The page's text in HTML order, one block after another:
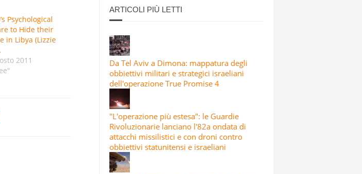
RIVOLUZIONARIE LANCIANO L’82A ONDATA DI ATTACCHI MISSILISTICI E
E ISRAELIANI
Psychological
to Hide their
in Libya (Lizzie
2011
ARTICOLI PIÙ LETTI
Da Tel Aviv a Dimona: mappatura degli
obbiettivi militari e strategici israeliani
dell'operazione True Promise 4
"L'operazione più estesa": le Guardie
Rivoluzionarie lanciano l'82a ondata di
attacchi missilistici e con droni contro
obbiettivi statunitensi e israeliani